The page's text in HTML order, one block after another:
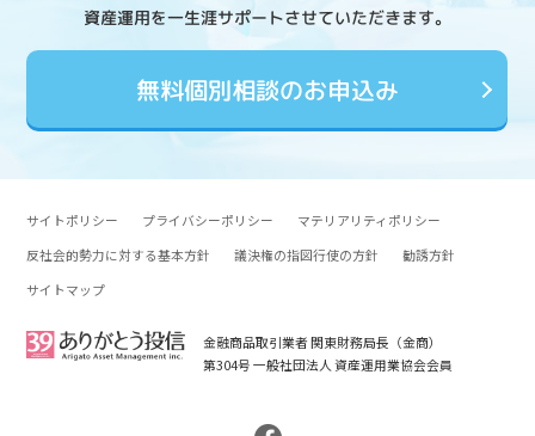
資産運用を一生涯サポートさせていただきます。
無料個別相談のお申込み
サイトポリシー プライバシーポリシー
マテリアリティポリシー
反社会的勢力に対する基本方針
議決権の指図行使の方針
勧誘方針
サイトマップ
金融商品取引業者 関東財務局長（金商）
第304号 一般社団法人 資産運用業協会会員